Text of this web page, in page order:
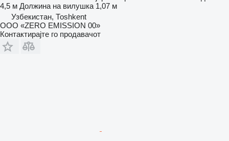
4,5 м Должина на вилушка 1,07 м
Узбекистан, Тоshkent
ООО «ZERO EMISSION 00»
Контактирајте го продавачот